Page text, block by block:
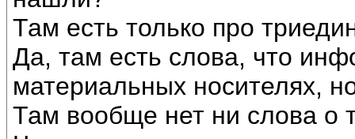
Там есть только про
Да, там есть слова, что
материальных носителях,
Там вообще нет ни слова о